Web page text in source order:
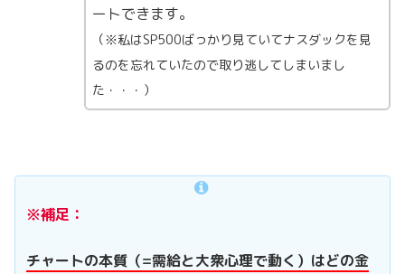
ートできます。
（※私はSP500ばっかり見ていてナスダックを見
るのを忘れていたので取り逃してしまいまし
た・・・）
※補足：
チャートの本質（=需給と大衆心理で動く）はどの金